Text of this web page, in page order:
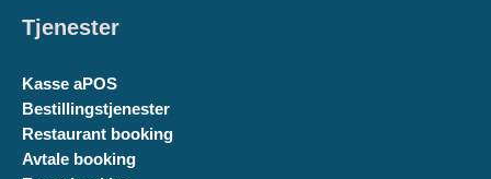
Tjenester
Kasse aPOS
Bestillingstjenester
Restaurant booking
Avtale booking